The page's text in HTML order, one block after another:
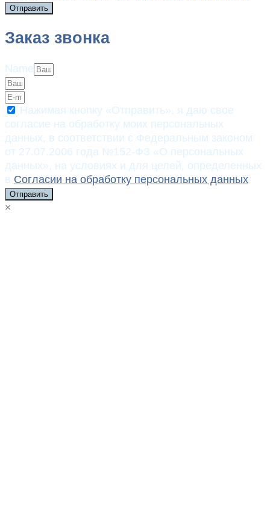
Отправить
Заказ звонка
Name
Нажимая кнопку «Отправить», я даю свое
согласие на обработку моих персональных
данных, в соответствии с Федеральным законом
от 27.07.2006 года №152-ФЗ «О персональных
данных», на условиях и для целей, определенных
в Согласии на обработку персональных данных
Отправить
×